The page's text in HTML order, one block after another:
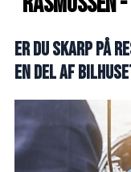
Er du skarp på
en del af